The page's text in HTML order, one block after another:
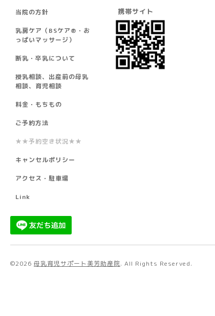
当院の方針
乳房ケア（BSケア®︎・お
っぱいマッサージ）
断乳・卒乳について
授乳相談、出産前の母乳
相談、育児相談
料金・もちもの
ご予約方法
★★予約空き状況★★
キャンセルポリシー
アクセス・駐車場
Link
携帯サイト
©2026 母乳育児サポート美芳助産院. All Rights Reserved.